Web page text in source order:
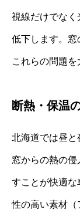
視線だけでなく
低下します。
これらの問題を
断熱・保温
北海道では昼と
窓からの熱の
すことが快適な
性の高い素材（